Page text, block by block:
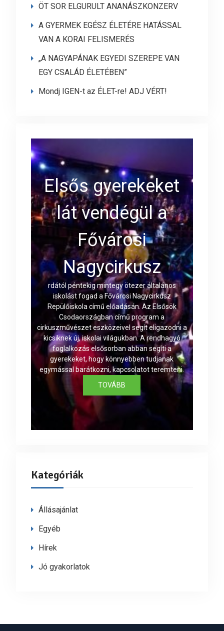
ÖT SOR ELGURULT ANANÁSZKONZERV
A GYERMEK EGÉSZ ÉLETÉRE HATÁSSAL
VAN A KORAI FELISMERÉS
„A NAGYAPÁNAK EGYEDI SZEREPE VAN
EGY CSALÁD ÉLETÉBEN”
Mondj IGEN-t az ÉLET-re! ADJ VÉRT!
Elsős gyerekeket
lát vendégül a
Fővárosi
Nagycirkusz
rdától péntekig mintegy ötezer általános
iskolást fogad a Fővárosi Nagycirkusz
Repülőiskola című előadásán. Az Elsősök
Csodaországban című program a
cirkuszművészet eszközeivel segít eligazodni a
kicsiknek új, iskolai világukban. A rendhagyó
foglalkozás elsősorban abban segíti a
gyerekeket, hogy könnyebben tudjanak
egymással barátkozni, kapcsolatot teremteni.
TOVÁBB
Kategóriák
Állásajánlat
Egyéb
Hírek
Jó gyakorlatok